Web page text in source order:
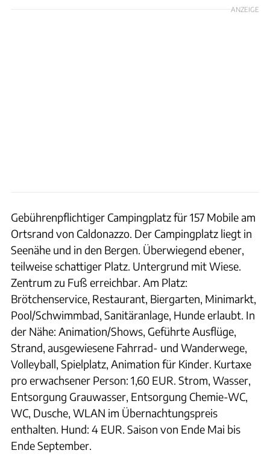
ANZEIGE
Gebührenpflichtiger Campingplatz für 157 Mobile am
Ortsrand von Caldonazzo. Der Campingplatz liegt in
Seenähe und in den Bergen. Überwiegend ebener,
teilweise schattiger Platz. Untergrund mit Wiese.
Zentrum zu Fuß erreichbar. Am Platz:
Brötchenservice, Restaurant, Biergarten, Minimarkt,
Pool/Schwimmbad, Sanitäranlage, Hunde erlaubt. In
der Nähe: Animation/Shows, Geführte Ausflüge,
Strand, ausgewiesene Fahrrad- und Wanderwege,
Volleyball, Spielplatz, Animation für Kinder. Kurtaxe
pro erwachsener Person: 1,60 EUR. Strom, Wasser,
Entsorgung Grauwasser, Entsorgung Chemie-WC,
WC, Dusche, WLAN im Übernachtungspreis
enthalten. Hund: 4 EUR. Saison von Ende Mai bis
Ende September.